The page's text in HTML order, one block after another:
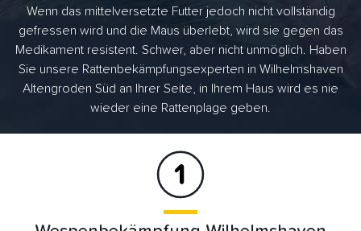
Wenn das mittelversetzte Futter jedoch nicht vollständig
gefressen wird und die Maus überlebt, wird sie gegen das
Medikament resistent. Schwer, aber nicht unmöglich. Haben
Sie unsere Rattenbekämpfungsexperten in Wilhelmshaven
Altengroden Süd an Ihrer Seite, in Ihrem Haus wird es nie
wieder eine Rattenplage geben.